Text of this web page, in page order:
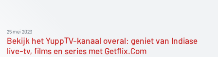
25 mei 2023
Bekijk het YuppTV-kanaal overal: geniet van Indiase
live-tv, films en series met Getflix.Com